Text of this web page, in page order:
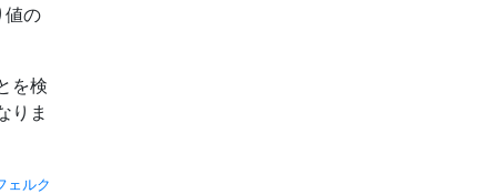
値の
を検
りま
ェルク